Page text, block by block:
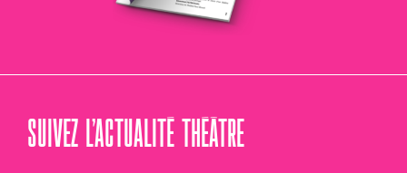
SUIVEZ L’ACTUALITÉ THÉÂTRE